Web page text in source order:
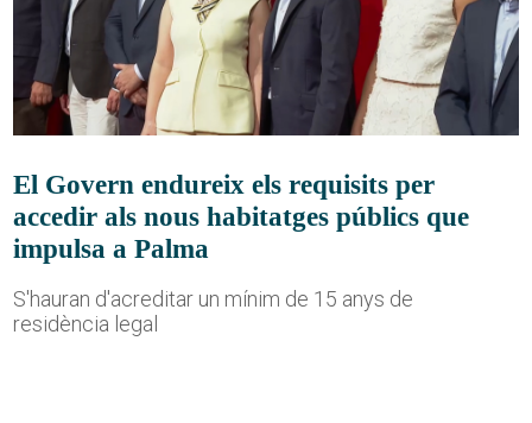
El Govern endureix els requisits per
accedir als nous habitatges públics que
impulsa a Palma
S'hauran d'acreditar un mínim de 15 anys de
residència legal